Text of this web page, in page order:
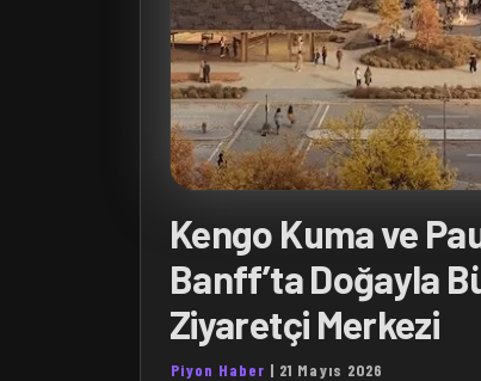
Kengo Kuma ve
Banff’ta Doğayla
Ziyaretçi Merkezi
Piyon Haber | 21 Mayıs 2026